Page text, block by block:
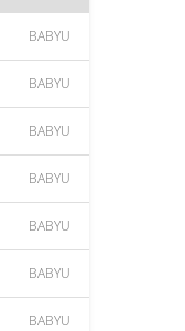
BABYU
BABYU
BABYU
BABYU
BABYU
BABYU
BABYU